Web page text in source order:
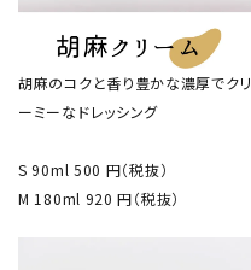
胡麻のコクと香り豊かな濃厚でクリ
ーミーなドレッシング
S 90ml 500 円（税抜）
M 180ml 920 円（税抜）